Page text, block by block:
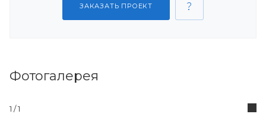
ЗАКАЗАТЬ ПРОЕКТ
Фотогалерея
1 / 1